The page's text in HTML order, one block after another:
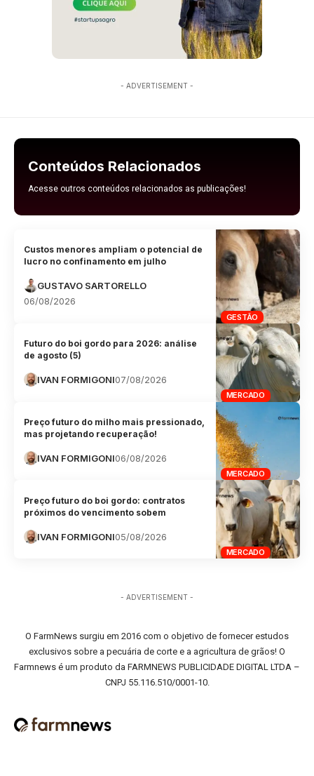
- ADVERTISEMENT -
Conteúdos Relacionados
Acesse outros conteúdos relacionados as publicações!
GESTÃO
Custos menores ampliam o potencial de
lucro no confinamento em julho
GUSTAVO SARTORELLO
06/08/2026
MERCADO
Futuro do boi gordo para 2026: análise
de agosto (5)
IVAN FORMIGONI07/08/2026
MERCADO
Preço futuro do milho mais pressionado,
mas projetando recuperação!
IVAN FORMIGONI06/08/2026
MERCADO
Preço futuro do boi gordo: contratos
próximos do vencimento sobem
IVAN FORMIGONI05/08/2026
- ADVERTISEMENT -
O FarmNews surgiu em 2016 com o objetivo de fornecer estudos
exclusivos sobre a pecuária de corte e a agricultura de grãos! O
Farmnews é um produto da FARMNEWS PUBLICIDADE DIGITAL LTDA –
CNPJ 55.116.510/0001-10.